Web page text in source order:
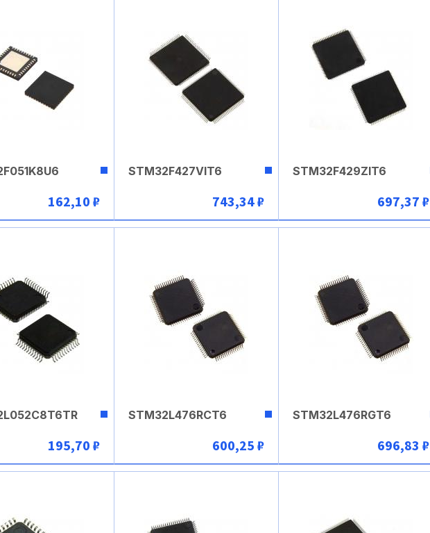
В корзину
162,10 ₽
В корзину
STM32F427VIT6
743,34 ₽
В корзину
STM32F429ZIT6
697,37 ₽
В корзину
195,70 ₽
В корзину
STM32L476RCT6
600,25 ₽
В корзину
STM32L476RGT6
696,83 ₽